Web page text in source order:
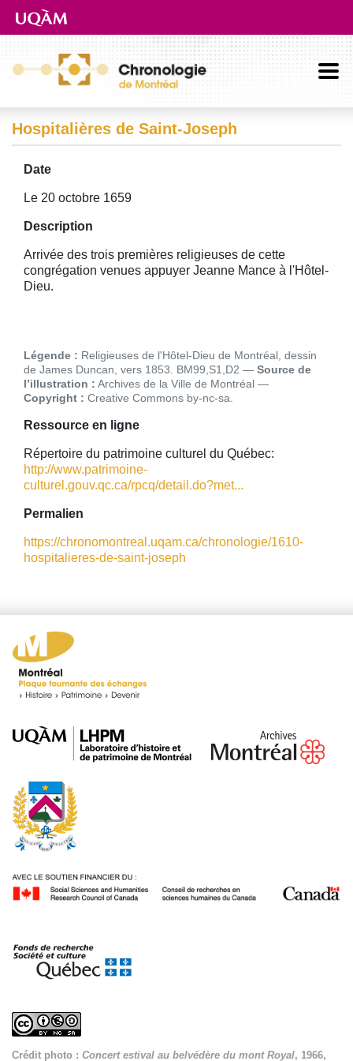
Aller directement au contenu principal
Hospitalières de Saint-Joseph
Date
Le 20 octobre 1659
Description
Arrivée des trois premières religieuses de cette
congrégation venues appuyer Jeanne Mance à l'Hôtel-
Dieu.
Légende : Religieuses de l'Hôtel-Dieu de Montréal, dessin
de James Duncan, vers 1853. BM99,S1,D2
Source de
l’illustration : Archives de la Ville de Montréal
Copyright : Creative Commons by-nc-sa
Ressource en ligne
Répertoire du patrimoine culturel du Québec:
http://www.patrimoine-
culturel.gouv.qc.ca/rpcq/detail.do?met...
Permalien
https://chronomontreal.uqam.ca/chronologie/1610-
hospitalieres-de-saint-joseph
Crédit photo : Concert estival au belvédère du mont Royal, 1966,